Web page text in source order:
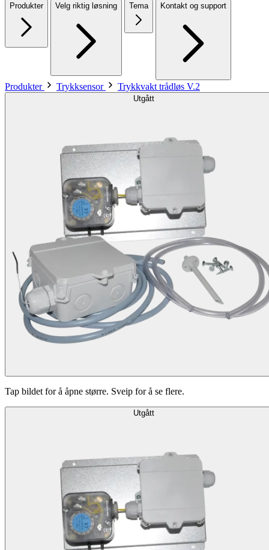
Produkter Velg riktig løsning Tema Kontakt og support
Produkter Trykksensor Trykkvakt trådløs V.2
Utgått
Tap bildet for å åpne større. Sveip for å se flere.
Utgått